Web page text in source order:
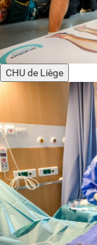
CHU de Liège